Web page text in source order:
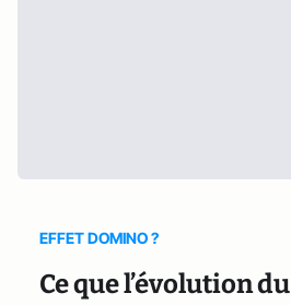
EFFET DOMINO ?
Ce que l’évolution